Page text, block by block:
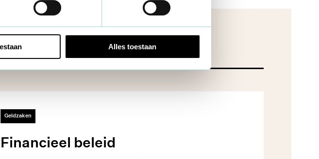
Alles toestaan
Geldzaken
Financieel beleid